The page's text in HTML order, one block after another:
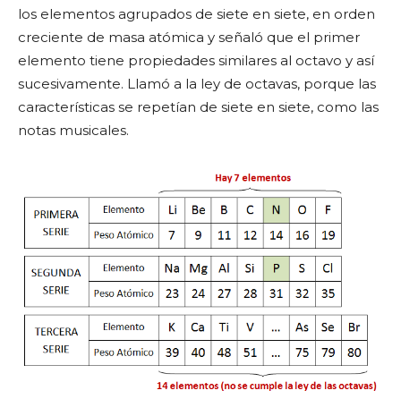
los elementos agrupados de siete en siete, en orden
creciente de masa atómica y señaló que el primer
elemento tiene propiedades similares al octavo y así
sucesivamente. Llamó a la ley de octavas, porque las
características se repetían de siete en siete, como las
notas musicales.